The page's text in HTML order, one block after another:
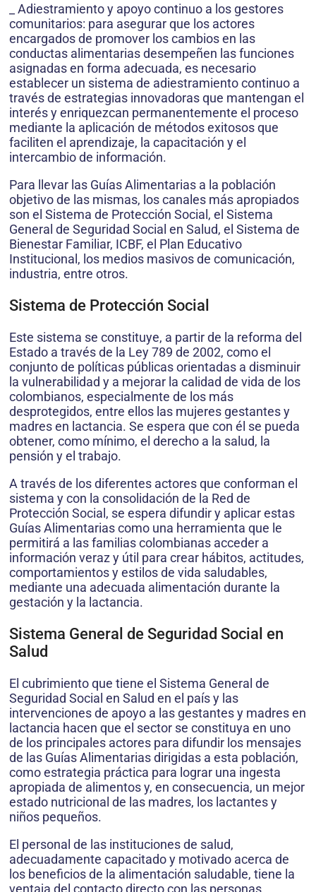
_ Adiestramiento y apoyo continuo a los gestores
comunitarios: para asegurar que los actores
encargados de promover los cambios en las
conductas alimentarias desempeñen las funciones
asignadas en forma adecuada, es necesario
establecer un sistema de adiestramiento continuo a
través de estrategias innovadoras que mantengan el
interés y enriquezcan permanentemente el proceso
mediante la aplicación de métodos exitosos que
faciliten el aprendizaje, la capacitación y el
intercambio de información.
Para llevar las Guías Alimentarias a la población
objetivo de las mismas, los canales más apropiados
son el Sistema de Protección Social, el Sistema
General de Seguridad Social en Salud, el Sistema de
Bienestar Familiar, ICBF, el Plan Educativo
Institucional, los medios masivos de comunicación,
industria, entre otros.
Sistema de Protección Social
Este sistema se constituye, a partir de la reforma del
Estado a través de la Ley 789 de 2002, como el
conjunto de políticas públicas orientadas a disminuir
la vulnerabilidad y a mejorar la calidad de vida de los
colombianos, especialmente de los más
desprotegidos, entre ellos las mujeres gestantes y
madres en lactancia. Se espera que con él se pueda
obtener, como mínimo, el derecho a la salud, la
pensión y el trabajo.
A través de los diferentes actores que conforman el
sistema y con la consolidación de la Red de
Protección Social, se espera difundir y aplicar estas
Guías Alimentarias como una herramienta que le
permitirá a las familias colombianas acceder a
información veraz y útil para crear hábitos, actitudes,
comportamientos y estilos de vida saludables,
mediante una adecuada alimentación durante la
gestación y la lactancia.
Sistema General de Seguridad Social en
Salud
El cubrimiento que tiene el Sistema General de
Seguridad Social en Salud en el país y las
intervenciones de apoyo a las gestantes y madres en
lactancia hacen que el sector se constituya en uno
de los principales actores para difundir los mensajes
de las Guías Alimentarias dirigidas a esta población,
como estrategia práctica para lograr una ingesta
apropiada de alimentos y, en consecuencia, un mejor
estado nutricional de las madres, los lactantes y
niños pequeños.
El personal de las instituciones de salud,
adecuadamente capacitado y motivado acerca de
los beneficios de la alimentación saludable, tiene la
ventaja del contacto directo con las personas